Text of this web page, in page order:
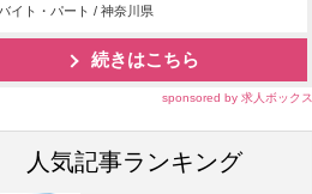
イト・パート / 神奈川県
続きはこちら
sponsored by 求人ボックス
人気記事ランキング